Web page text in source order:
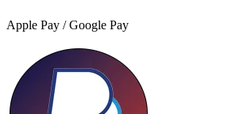
Apple Pay / Google Pay